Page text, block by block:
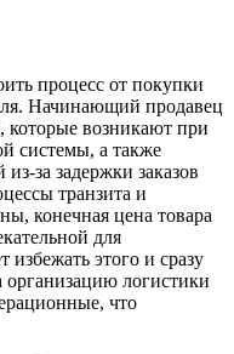
процесс от покупки
Начинающий продавец
которые возникают при
системы, а также
за задержки заказов
транзита и
конечная цена товара
для
этого и сразу
логистики
что